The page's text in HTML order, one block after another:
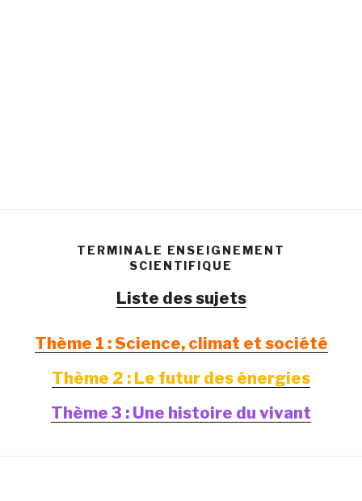
TERMINALE ENSEIGNEMENT
SCIENTIFIQUE
Liste des sujets
Thème 1 : Science, climat et société
Thème 2 : Le futur des énergies
Thème 3 : Une histoire du vivant